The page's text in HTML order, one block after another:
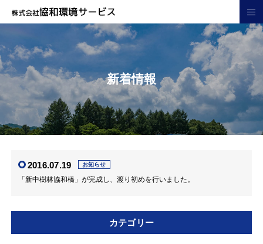
新着情報
2016.07.19 お知らせ
「新中樹林協和橋」が完成し、渡り初めを行いました。
カテゴリー